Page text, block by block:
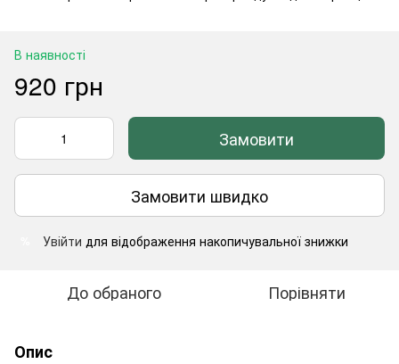
В наявності
920 грн
Замовити
Замовити швидко
Увійти для відображення накопичувальної знижки
До обраного Порівняти
Опис